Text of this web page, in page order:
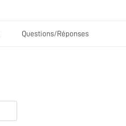
Questions/Réponses